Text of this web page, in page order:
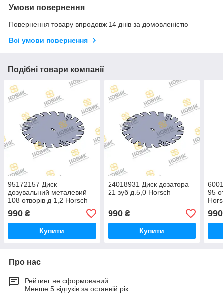
Умови повернення
Повернення товару впродовж 14 днів за домовленістю
Всі умови повернення
Подібні товари компанії
95172157 Диск
дозувальний металевий
108 отворів д 1,2 Horsch
990 ₴
Купити
24018931 Диск дозатора
21 зуб д.5,0 Horsch
990₴
Купити
95
990
Про нас
Рейтинг не сформований
Менше 5 відгуків за останній рік